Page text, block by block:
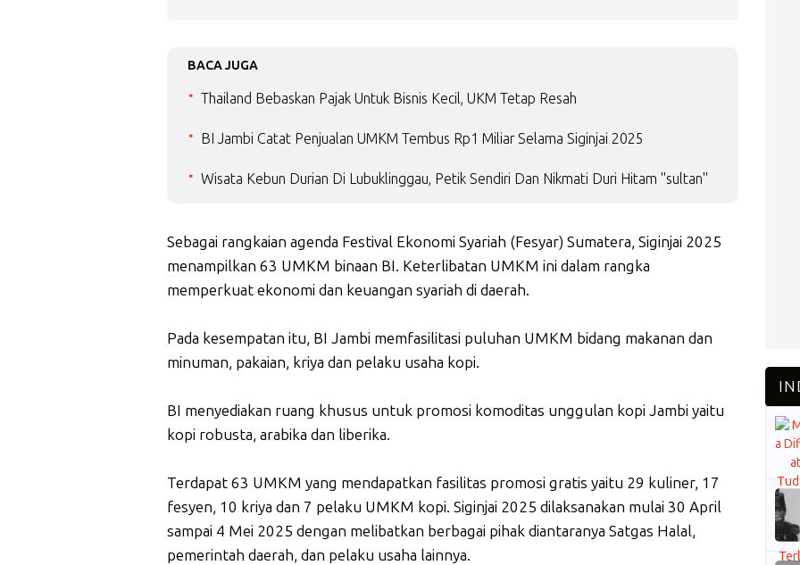
BACA JUGA
Thailand Bebaskan Pajak Untuk Bisnis Kecil, UKM Tetap Resah
BI Jambi Catat Penjualan UMKM Tembus Rp1 Miliar Selama Siginjai 2025
Wisata Kebun Durian Di Lubuklinggau, Petik Sendiri Dan Nikmati Duri Hitam "sultan"
Sebagai rangkaian agenda Festival Ekonomi Syariah (Fesyar) Sumatera, Siginjai 2025
menampilkan 63 UMKM binaan BI. Keterlibatan UMKM ini dalam rangka
memperkuat ekonomi dan keuangan syariah di daerah.
Pada kesempatan itu, BI Jambi memfasilitasi puluhan UMKM bidang makanan dan
minuman, pakaian, kriya dan pelaku usaha kopi.
BI menyediakan ruang khusus untuk promosi komoditas unggulan kopi Jambi yaitu
kopi robusta, arabika dan liberika.
Terdapat 63 UMKM yang mendapatkan fasilitas promosi gratis yaitu 29 kuliner, 17
fesyen, 10 kriya dan 7 pelaku UMKM kopi. Siginjai 2025 dilaksanakan mulai 30 April
sampai 4 Mei 2025 dengan melibatkan berbagai pihak diantaranya Satgas Halal,
pemerintah daerah, dan pelaku usaha lainnya.